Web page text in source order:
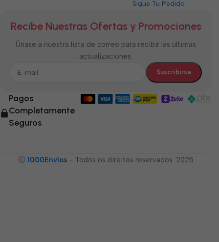
Sigue Tu Pedido
Recibe Nuestras Ofertas y Promociones
Únase a nuestra lista de correo para recibir las últimas
actualizaciones.
Pagos
Completamente
Seguros
Ⓒ 1000Envíos - Todos os direitos reservados. 2025